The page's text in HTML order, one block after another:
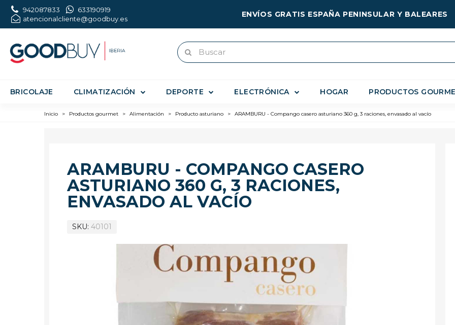
942087833
633190919
atencionalcliente@goodbuy.es
ENVÍOS GRATIS ESPAÑA PENINSULAR Y BALEARES
BRICOLAJE CLIMATIZACIÓN DEPORTE ELECTRÓNICA HOGAR PRODUCTOS
Inicio > Productos gourmet > Alimentación > Producto asturiano > ARAMBURU - Compango casero asturiano 360 g, 3 raciones, envasado al vacío
ARAMBURU - COMPANGO CASERO
ASTURIANO 360 G, 3 RACIONES,
ENVASADO AL VACÍO
SKU 40101